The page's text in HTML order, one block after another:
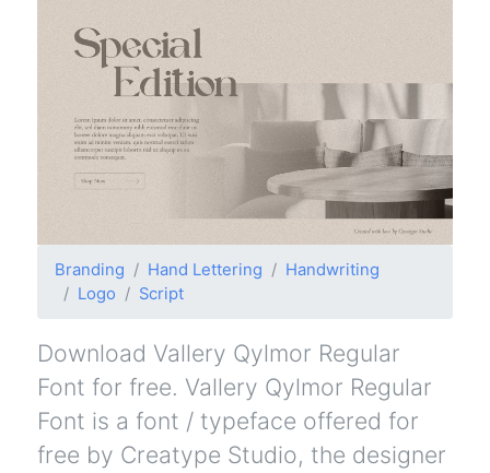
Branding Hand Lettering
Handwriting
Logo
Script
Download Vallery Qylmor Regular
Font for free. Vallery Qylmor Regular
Font is a font / typeface offered for
free by Creatype Studio, the designer